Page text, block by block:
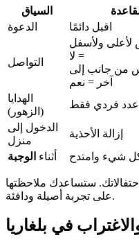
السياق
الدعوة
اقبل دائمًا
التواصل
لأعلى ولأسفل
= لا
من جانب إلى
آخر = نعم
الهدايا
(الزهور)
عدد فردي فقط
الدخول إلى
منزل
إزالة الأحذية
أثناء الوجبة شيء وامتدح
احتفالاتك. ستساعدك ملاحظتها
على تجربة أصيلة ودافئة.
في بلغاريا